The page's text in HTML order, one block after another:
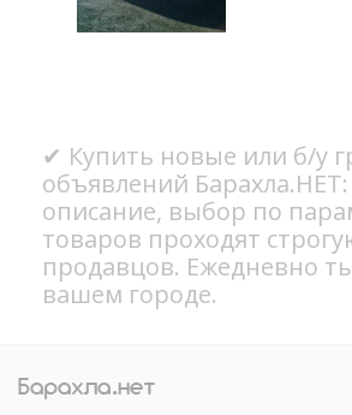
✔ Купить новые или б/у
объявлений
описание, выбор по
товаров проходят
продавцов. Ежедневно
вашем городе.